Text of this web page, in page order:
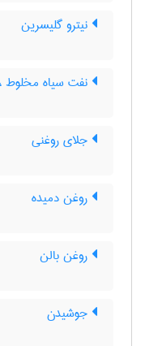
نیترو گلیسرین
نفت سیاه مخلوط
جلای روغنی
روغن دمیده
روغن بالن
جوشیدن